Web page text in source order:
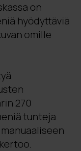
on
hyödyttäviä
omille
270
tunteja